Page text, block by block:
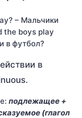
– Мальчики
the boys play
в футбол?
в
подлежащее +
(глагол